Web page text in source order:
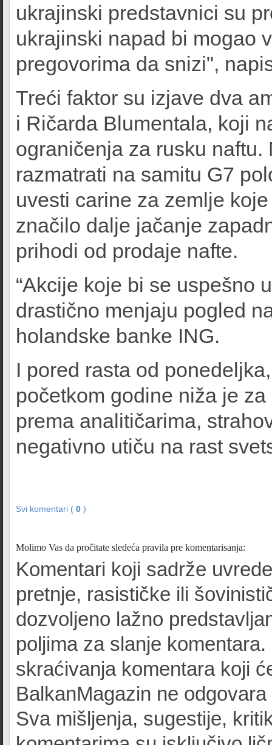
ukrajinski predstavnici su
ukrajinski napad bi mogao
pregovorima da snizi",
Treći faktor su izjave dva
i Ričarda Blumentala, koji
ograničenja za rusku
razmatrati na samitu G7
uvesti carine za zemlje
značilo dalje jačanje
prihodi od prodaje nafte.
“Akcije koje bi se uspešno
drastično menjaju pogled
holandske banke ING.
I pored rasta od
početkom godine niža je
prema analitičarima,
negativno utiču na rast
Svi komentari ( 0 )
Molimo Vas da pročitate sledeća pravila pre komentarisanja:
Komentari koji sadrže
pretnje, rasističke ili
dozvoljeno lažno
poljima za slanje
skraćivanja komentara koji
BalkanMagazin ne
Sva mišljenja, sugestije,